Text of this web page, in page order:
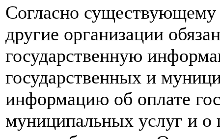
Согласно существующему
другие организации
государственную
государственных и
информацию об оплате
муниципальных услуг и